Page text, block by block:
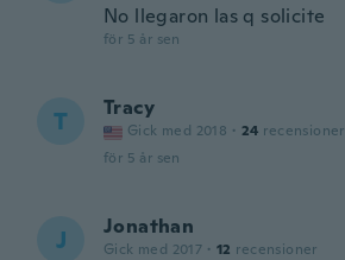
No llegaron las q solicite
för 5 år sen
T Tracy
Gick med 2018 · 24 recensioner
för 5 år sen
J Jonathan
Gick med 2017 · 12 recensioner